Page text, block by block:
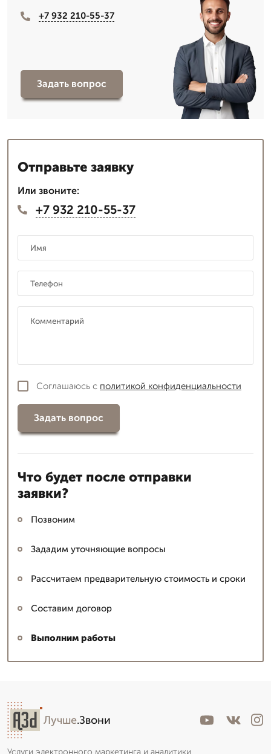
+7 932 210-55-37
Задать вопрос
Отправьте заявку
Или звоните:
+7 932 210-55-37
Соглашаюсь с политикой конфиденциальности
Задать вопрос
Что будет после отправки
заявки?
Позвоним
Зададим уточняющие вопросы
Рассчитаем предварительную стоимость и сроки
Составим договор
Выполним работы
Лучше.Звони
Услуги электронного маркетинга и аналитики